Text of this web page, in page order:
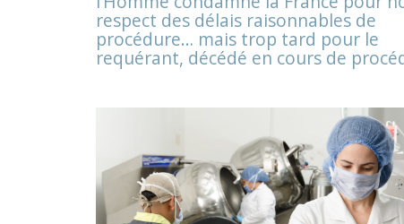
respect des délais raisonnables de
procédure… mais trop tard pour le
requérant, décédé en cours de